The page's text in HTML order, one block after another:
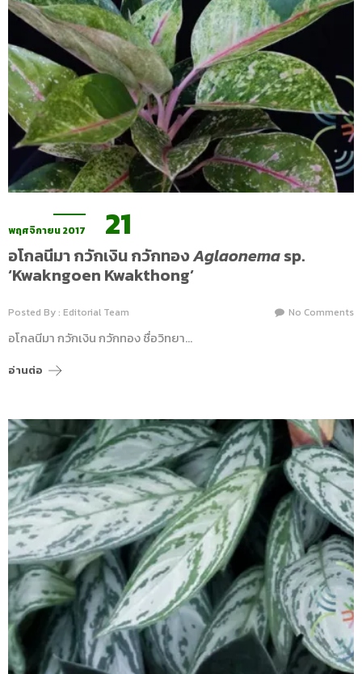
พฤศจิกายน 2017 21
อโกลนีมา กวักเงิน กวักทองAglaonemasp.
‘Kwakngoen Kwakthong’
Posted By : Editorial Team No Comments
อโกลนีมา กวักเงิน กวักทอง ชื่อวิทยา…
อ่านต่อ